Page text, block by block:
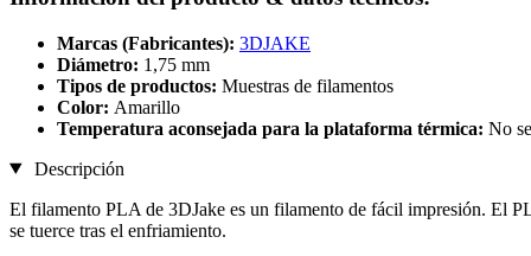
Marcas (Fabricantes): 3DJAKE
Diámetro: 1,75 mm
Tipos de productos: Muestras de filamentos
Color: Amarillo
Temperatura aconsejada para la plataforma térmica: No
Descripción
El filamento PLA de 3DJake es un filamento de fácil impresión. El
se tuerce tras el enfriamiento.